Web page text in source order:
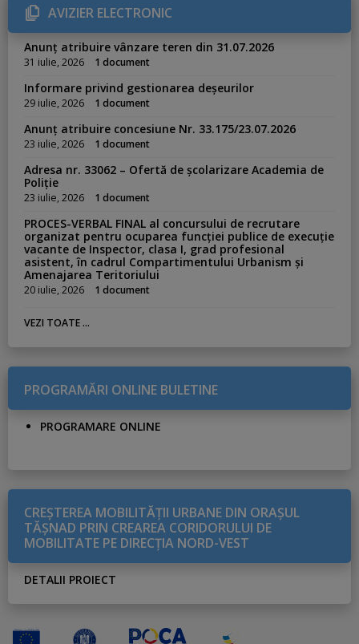
r
i
e
s
AVIZIER ELECTRONIC
Anunț atribuire vânzare teren din 31.07.2026
31 iulie, 2026 1 document
Informare privind gestionarea deșeurilor
29 iulie, 2026 1 document
Anunț atribuire concesiune Nr. 33.175/23.07.2026
23 iulie, 2026 1 document
Adresa nr. 33062 – Ofertă de școlarizare Academia de
Poliție
23 iulie, 2026 1 document
PROCES-VERBAL FINAL al concursului de recrutare
organizat pentru ocuparea funcției publice de execuție
vacante de Inspector, clasa I, grad profesional
asistent, în cadrul Compartimentului Urbanism și
Amenajarea Teritoriului
20 iulie, 2026 1 document
VEZI TOATE ...
PROGRAMĂRI ONLINE BULETINE
PROGRAMARE ONLINE
CREŞTEREA MOBILITĂŢII URBANE DIN ORAŞUL
TĂŞNAD PRIN CREAREA CORIDORULUI DE
MOBILITATE PE DIRECŢIA NORD-VEST
DETALII PROIECT